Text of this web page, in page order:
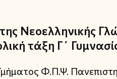
Νεοελληνικής
τάξη Γ΄
Φ.Π.Ψ.